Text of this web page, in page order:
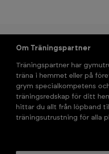
Om Träningspartner
Träningspartner har
träna i hemmet eller på
grym specialkompetens
träningsredskap för ditt
hittar du allt från löpband
träningsutrustning för alla